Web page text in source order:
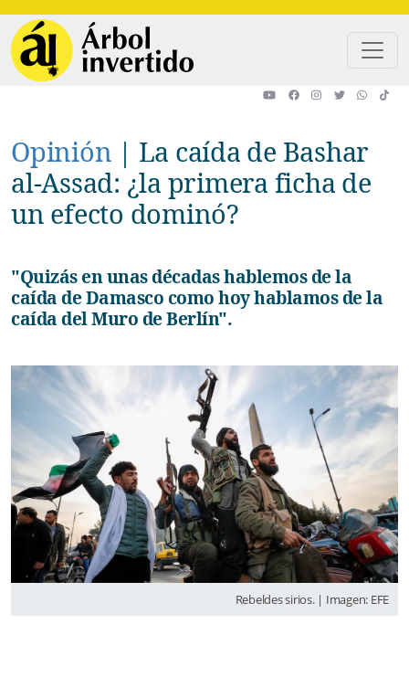
Opinión | La caída de Bashar
al-Assad: ¿la primera ficha de
un efecto dominó?
"Quizás en unas décadas hablemos de la
caída de Damasco como hoy hablamos de la
caída del Muro de Berlín".
Rebeldes sirios. | Imagen: EFE